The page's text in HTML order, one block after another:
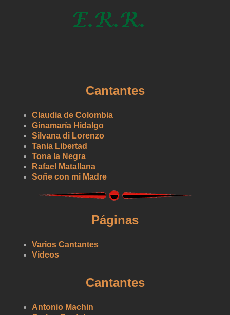
Cantantes
Claudia de Colombia
Ginamaría Hidalgo
Silvana di Lorenzo
Tania Libertad
Tona la Negra
Rafael Matallana
Soñe con mi Madre
Páginas
Varios Cantantes
Videos
Cantantes
Antonio Machin